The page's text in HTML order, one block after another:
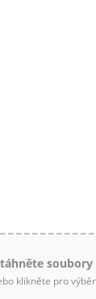
soubory
klikněte pro výběr